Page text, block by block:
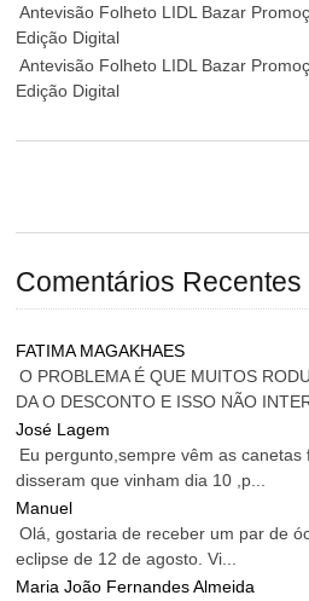
Antevisão Folheto LIDL Bazar
Edição Digital
Antevisão Folheto LIDL Bazar
Edição Digital
Comentários Recentes
FATIMA MAGAKHAES
O PROBLEMA É QUE MUITOS
DA O DESCONTO E ISSO NÃO
José Lagem
Eu pergunto,sempre vêm as canetas
disseram que vinham dia 10 ,p...
Manuel
Olá, gostaria de receber um par de
eclipse de 12 de agosto. Vi...
Maria João Fernandes Almeida